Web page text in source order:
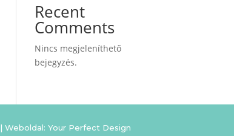
Recent
Comments
Nincs megjeleníthető
bejegyzés.
| Weboldal: Your Perfect Design